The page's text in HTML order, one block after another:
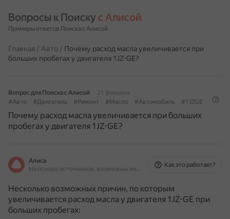
Вопросы к Поиску с Алисой
Примеры ответов Поиска с Алисой
Главная / Авто / Почему расход масла увеличивается при
больших пробегах у двигателя 1JZ-GE?
Вопрос для Поиска с Алисой
21 февраля
#Авто
#Двигатель #Ремонт #Масло #Автомобиль #1JZGE
Почему расход масла увеличивается при больших
пробегах у двигателя 1JZ-GE?
Алиса
На основе источников, возможны неточности
Как это работает?
Несколько возможных причин, по которым
увеличивается расход масла у двигателя 1JZ-GE при
больших пробегах: